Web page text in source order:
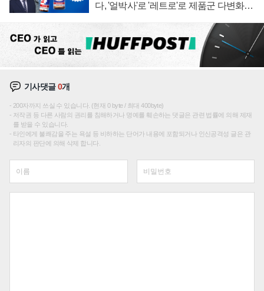
다, '얼박사'로 '레트로'로 제품군 다변화
기사댓글0개
200자까지 쓰실 수 있습니다. (현재 0 byte / 최대 400byte)
저작권 등 다른 사람의 권리를 침해하거나 명예를 훼손하는 댓글은 관련 법률에 의해 제재
를 받을 수 있습니다.
타인에게 불쾌감을 주는 욕설 등 비하하는 단어가 내용에 포함되거나 인신공격성 글은 관
리자의 판단에 의해 삭제 합니다.